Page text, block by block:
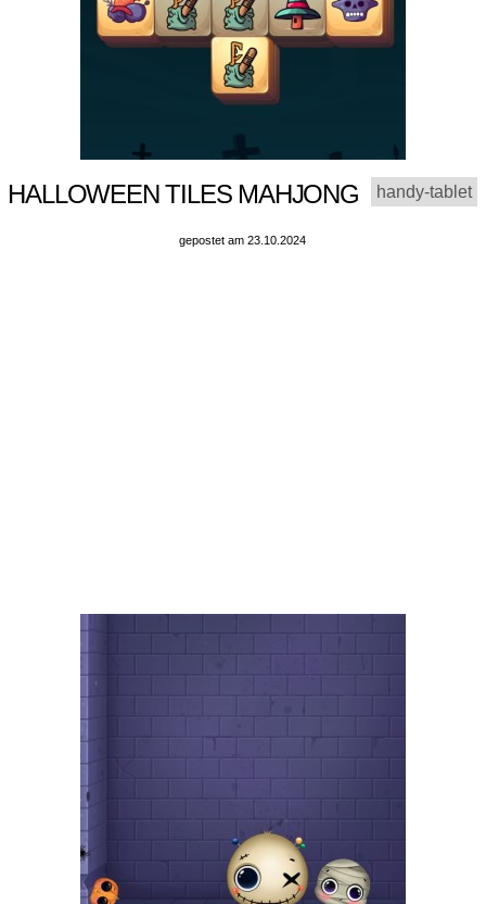
HALLOWEEN TILES MAHJONG handy-tablet
gepostet am 23.10.2024